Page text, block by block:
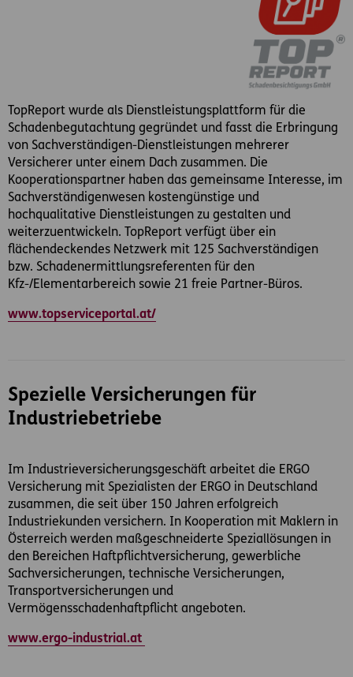
TopReport wurde als Dienstleistungsplattform für die
Schadenbegutachtung gegründet und fasst die Erbringung
von Sachverständigen-Dienstleistungen mehrerer
Versicherer unter einem Dach zusammen. Die
Kooperationspartner haben das gemeinsame Interesse, im
Sachverständigenwesen kostengünstige und
hochqualitative Dienstleistungen zu gestalten und
weiterzuentwickeln. TopReport verfügt über ein
flächendeckendes Netzwerk mit 125 Sachverständigen
bzw. Schadenermittlungsreferenten für den
Kfz-/Elementarbereich sowie 21 freie Partner-Büros.
www.topserviceportal.at/
Spezielle Versicherungen für
Industriebetriebe
Im Industrieversicherungsgeschäft arbeitet die ERGO
Versicherung mit Spezialisten der ERGO in Deutschland
zusammen, die seit über 150 Jahren erfolgreich
Industriekunden versichern. In Kooperation mit Maklern in
Österreich werden maßgeschneiderte Speziallösungen in
den Bereichen Haftpflichtversicherung, gewerbliche
Sachversicherungen, technische Versicherungen,
Transportversicherungen und
Vermögensschadenhaftpflicht angeboten.
www.ergo-industrial.at